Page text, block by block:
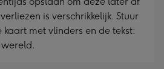
is verschrikkelijk. Stuur
met vlinders en de tekst: